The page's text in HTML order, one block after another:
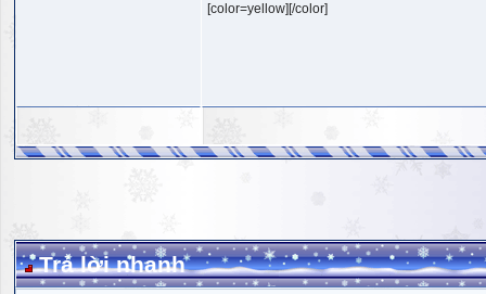
[color=yellow][/color]
Trả lời nhanh